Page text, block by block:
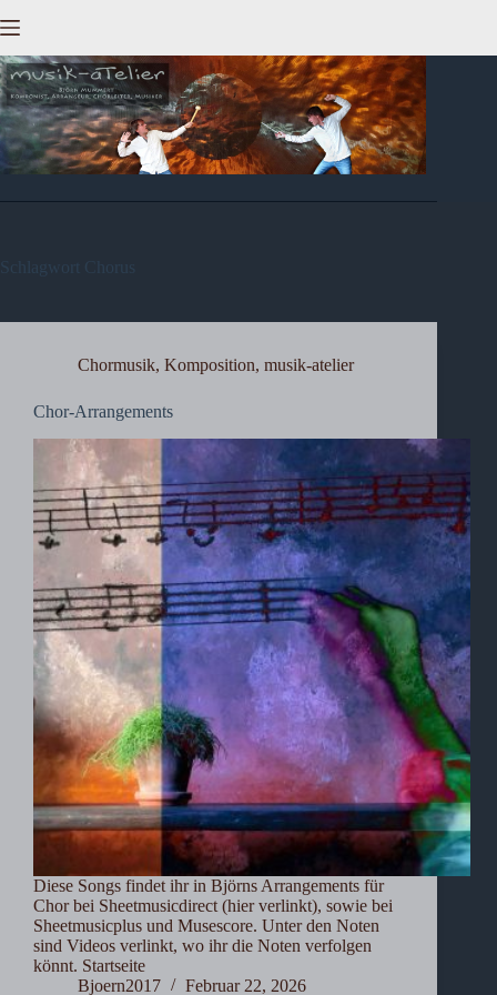
Inhalt
Schlagwort Chorus
Chormusik, Komposition, musik-atelier
Chor-Arrangements
Diese Songs findet ihr in Björns Arrangements für
Chor bei Sheetmusicdirect (hier verlinkt), sowie bei
Sheetmusicplus und Musescore. Unter den Noten
sind Videos verlinkt, wo ihr die Noten verfolgen
könnt. Startseite
Bjoern2017
Februar 22, 2026